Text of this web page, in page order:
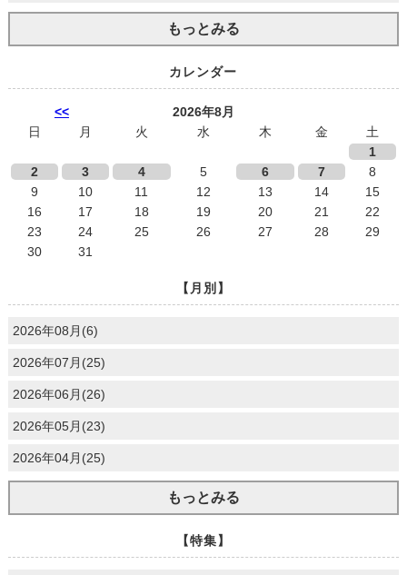
もっとみる
カレンダー
<<
2026年8月
日
月 火 水 木 金
土
1
2
3 4 5 6 7
8
9
10 11 12 13 14
15
16
17 18 19 20 21
22
23
24 25 26 27 28
29
30
31
【月別】
2026年08月(6)
2026年07月(25)
2026年06月(26)
2026年05月(23)
2026年04月(25)
もっとみる
【特集】